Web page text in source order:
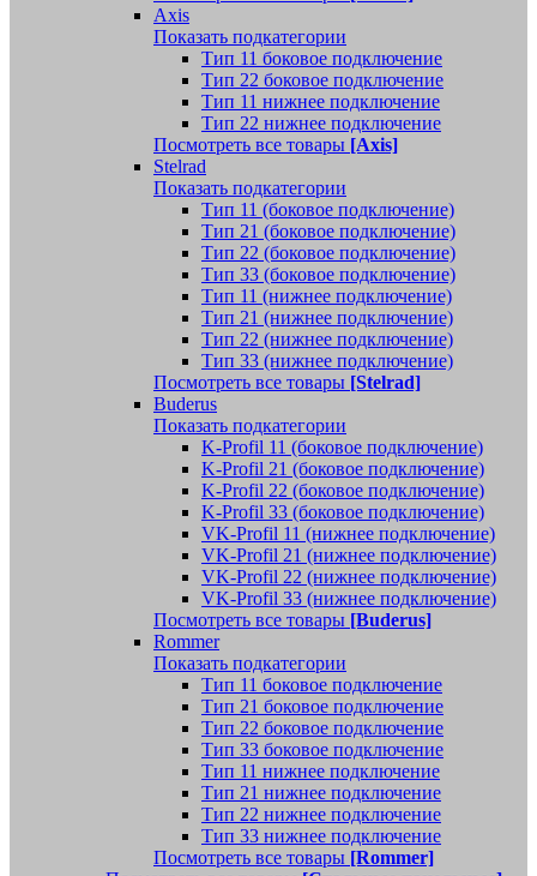
Axis
Показать подкатегории
Тип 11 боковое подключение
Тип 22 боковое подключение
Тип 11 нижнее подключение
Тип 22 нижнее подключение
Посмотреть все товары [Axis]
Stelrad
Показать подкатегории
Tип 11 (боковое подключение)
Тип 21 (боковое подключение)
Тип 22 (боковое подключение)
Тип 33 (боковое подключение)
Тип 11 (нижнее подключение)
Тип 21 (нижнее подключение)
Тип 22 (нижнее подключение)
Тип 33 (нижнее подключение)
Посмотреть все товары [Stelrad]
Buderus
Показать подкатегории
K-Profil 11 (боковое подключение)
K-Profil 21 (боковое подключение)
K-Profil 22 (боковое подключение)
K-Profil 33 (боковое подключение)
VK-Profil 11 (нижнее подключение)
VK-Profil 21 (нижнее подключение)
VK-Profil 22 (нижнее подключение)
VK-Profil 33 (нижнее подключение)
Посмотреть все товары [Buderus]
Rommer
Показать подкатегории
Тип 11 боковое подключение
Тип 21 боковое подключение
Тип 22 боковое подключение
Тип 33 боковое подключение
Тип 11 нижнее подключение
Тип 21 нижнее подключение
Тип 22 нижнее подключение
Тип 33 нижнее подключение
Посмотреть все товары [Rommer]